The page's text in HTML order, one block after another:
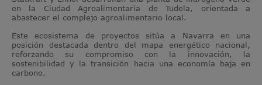
en la Ciudad Agroalimentaria de Tudela, orientada a
abastecer el complejo agroalimentario local.
Este ecosistema de proyectos sitúa a Navarra en una
posición destacada dentro del mapa energético nacional,
reforzando su compromiso con la innovación, la
sostenibilidad y la transición hacia una economía baja en
carbono.